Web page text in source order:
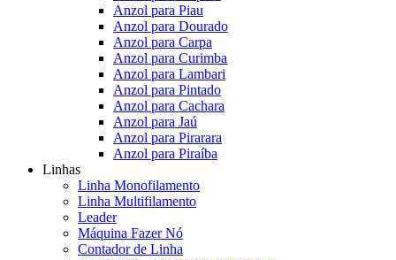
Anzol para Piau
Anzol para Dourado
Anzol para Carpa
Anzol para Curimba
Anzol para Lambari
Anzol para Pintado
Anzol para Cachara
Anzol para Jaú
Anzol para Pirarara
Anzol para Piraíba
Linhas
Linha Monofilamento
Linha Multifilamento
Leader
Máquina Fazer Nó
Contador de Linha